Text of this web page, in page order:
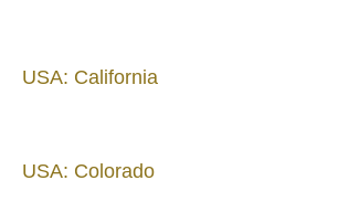
USA: California
USA: Colorado